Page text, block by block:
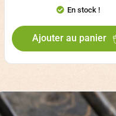
En stock !
Ajouter au panier